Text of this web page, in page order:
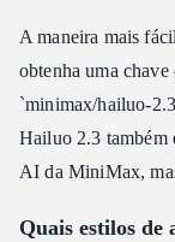
A maneira mais
obtenha uma
`minimax/hailuo-
Hailuo 2.3 também
AI da MiniMax,
Quais estilos de